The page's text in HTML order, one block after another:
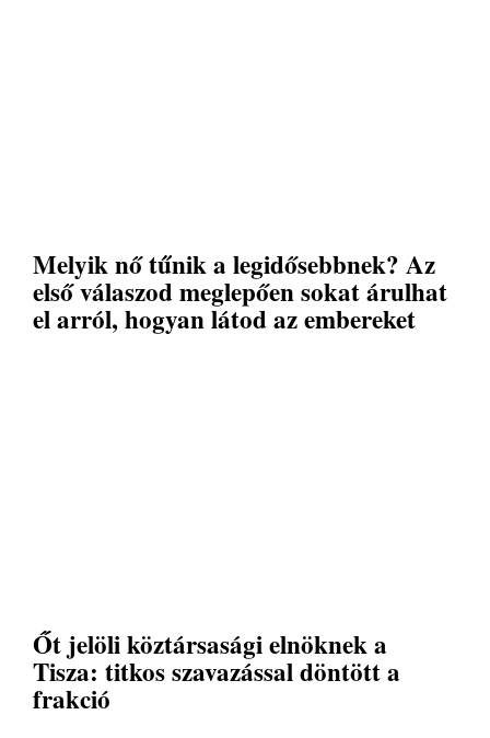
Melyik nő tűnik a legidősebbnek? Az
első válaszod meglepően sokat árulhat
el arról, hogyan látod az embereket
Őt jelöli köztársasági elnöknek a
Tisza: titkos szavazással döntött a
frakció